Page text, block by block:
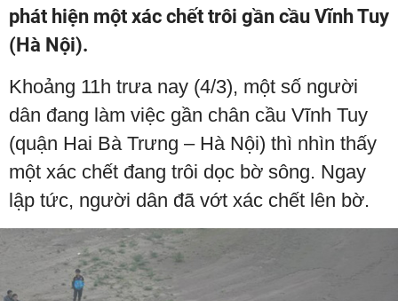
phát hiện một xác chết trôi gần cầu Vĩnh Tuy
(Hà Nội).
Khoảng 11h trưa nay (4/3), một số người
dân đang làm việc gần chân cầu Vĩnh Tuy
(quận Hai Bà Trưng – Hà Nội) thì nhìn thấy
một xác chết đang trôi dọc bờ sông. Ngay
lập tức, người dân đã vớt xác chết lên bờ.